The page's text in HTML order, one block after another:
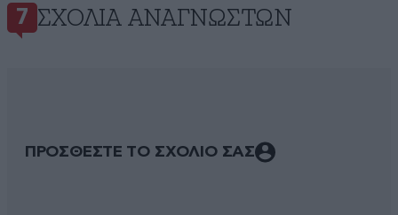
7 ΣΧΌΛΙΑ ΑΝΑΓΝΩΣΤΏΝ
ΠΡΟΣΘΕΣΤΕ ΤΟ ΣΧΟΛΙΟ ΣΑΣ